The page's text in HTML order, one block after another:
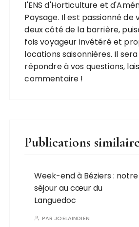
l'ENS d'Horticulture et
Paysage. Il est passionné de
deux côté de la barrière,
fois voyageur invétéré et
locations saisonnières. Il
répondre à vos questions,
commentaire !
Publications
Week-end à Béziers : notre
séjour au cœur du
Languedoc
PAR JOELAINDIEN